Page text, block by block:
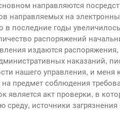
направляются
направляемых на
в последние годы
распоряжений
издаются
наказаний,
нашего управления, и меня
предмет соблюдения
является акт проверки, в
среду, источники